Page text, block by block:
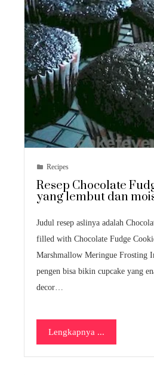
Recipes
Resep Chocolate
yang lembut dan
Judul resep aslinya adalah
filled with Chocolate Fudge
Marshmallow Meringue Frosting
pengen bisa bikin cupcake yang
decor…
Lengkapnya ...